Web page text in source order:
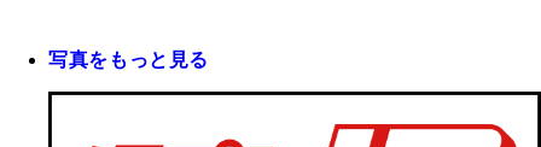
写真をもっと見る